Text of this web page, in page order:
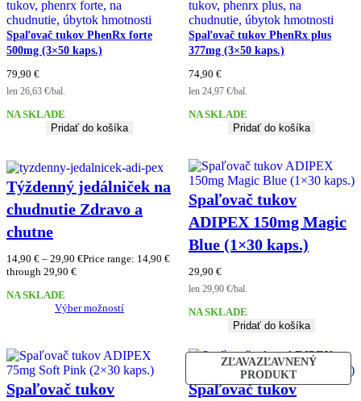
Spaľovač tukov PhenRx forte
500mg (3×50 kaps.)
79,90 €
len 26,63 €/bal.
NA SKLADE
Pridať do košíka
Spaľovač tukov PhenRx plus
377mg (3×50 kaps.)
74,90 €
len 24,97 €/bal.
NA SKLADE
Pridať do košíka
Týždenný jedálniček na
chudnutie Zdravo a
chutne
14,90 € – 29,90 €Price range: 14,90 €
through 29,90 €
NA SKLADE
Výber možností
Spaľovač tukov
ADIPEX 150mg Magic
Blue (1×30 kaps.)
29,90 €
len 29,90 €/bal.
NA SKLADE
Pridať do košíka
Spaľovač tukov
ZĽAVAZĽAVNENÝ
PRODUKT
Spaľovač tukov